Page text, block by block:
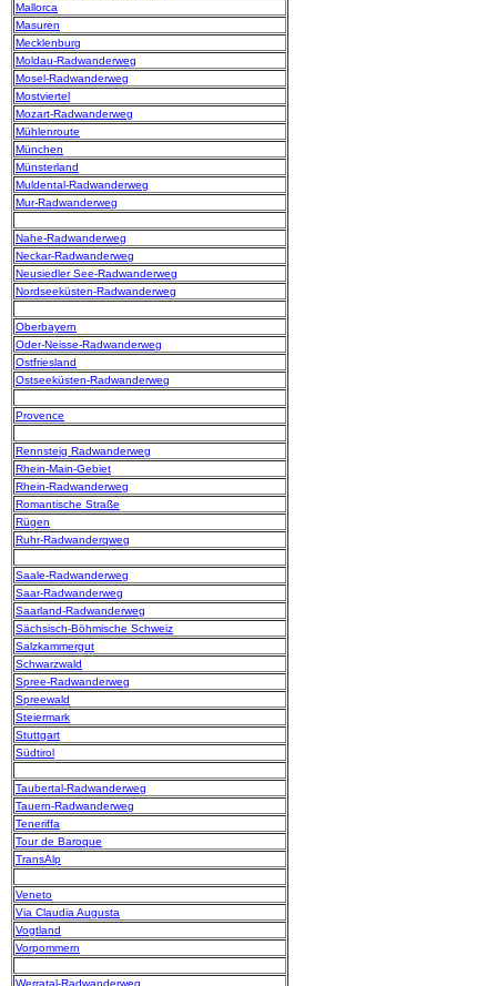
Mallorca
Masuren
Mecklenburg
Moldau-Radwanderweg
Mosel-Radwanderweg
Mostviertel
Mozart-Radwanderweg
Mühlenroute
München
Münsterland
Muldental-Radwanderweg
Mur-Radwanderweg
Nahe-Radwanderweg
Neckar-Radwanderweg
Neusiedler See-Radwanderweg
Nordseeküsten-Radwanderweg
Oberbayern
Oder-Neisse-Radwanderweg
Ostfriesland
Ostseeküsten-Radwanderweg
Provence
Rennsteig Radwanderweg
Rhein-Main-Gebiet
Rhein-Radwanderweg
Romantische Straße
Rügen
Ruhr-Radwanderqweg
Saale-Radwanderweg
Saar-Radwanderweg
Saarland-Radwanderweg
Sächsisch-Böhmische Schweiz
Salzkammergut
Schwarzwald
Spree-Radwanderweg
Spreewald
Steiermark
Stuttgart
Südtirol
Taubertal-Radwanderweg
Tauern-Radwanderweg
Teneriffa
Tour de Baroque
TransAlp
Veneto
Via Claudia Augusta
Vogtland
Vorpommern
Werratal-Radwanderweg